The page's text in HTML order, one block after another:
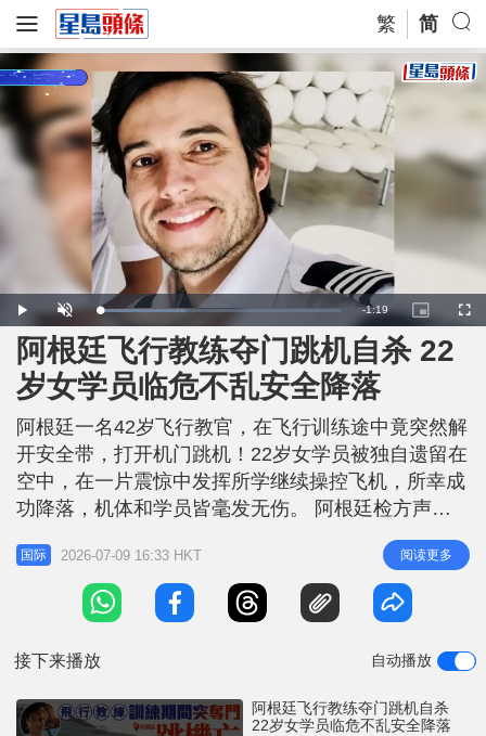
繁 简
P
l
a
y
U
n
m
u
t
L
o
a
d
e
d
:
5
9
9
%
R
e
m
i
n
i
e
-1:19
P
i
t
u
-
P
i
c
t
u
r
e
F
u
阿根廷飞行教练夺门跳机自杀 22
岁女学员临危不乱安全降落
阿根廷一名42岁飞行教官，在飞行训练途中竟突然解
开安全带，打开机门跳机！22岁女学员被独自遗留在
空中，在一片震惊中发挥所学继续操控飞机，所幸成
功降落，机体和学员皆毫发无伤。 阿根廷检方声明
表示，事发于上周六，地点位于阿根廷中部托雷多
（Toledo）。42岁飞行教官贝尔塔佐（Leandro
Andrés Bertazzo）作出此惊人举动后身亡。当时他
正驾驶一架塞斯纳150（Cessna 150）小型
国际 2026-07-09 16:33 HKT 阅读更多
接下来播放 自动播放
阿根廷飞行教练夺门跳机自杀
22岁女学员临危不乱安全降落